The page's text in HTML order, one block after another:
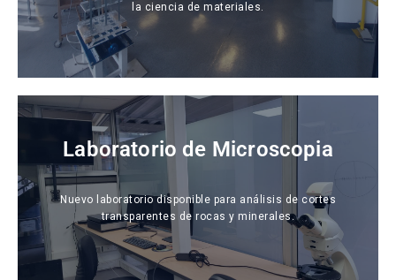
la ciencia de materiales.
Laboratorio de Microscopia
Nuevo laboratorio disponible para análisis de cortes
transparentes de rocas y minerales.